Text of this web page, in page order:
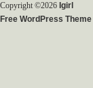
Copyright ©2026 Igirl
Free WordPress Theme